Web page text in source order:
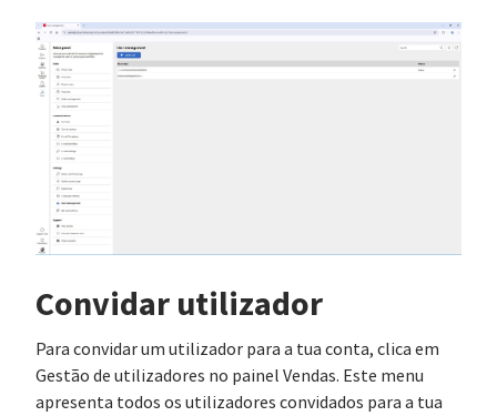
Convidar utilizador
Para convidar um utilizador para a tua conta, clica em
Gestão de utilizadores no painel Vendas. Este menu
apresenta todos os utilizadores convidados para a tua